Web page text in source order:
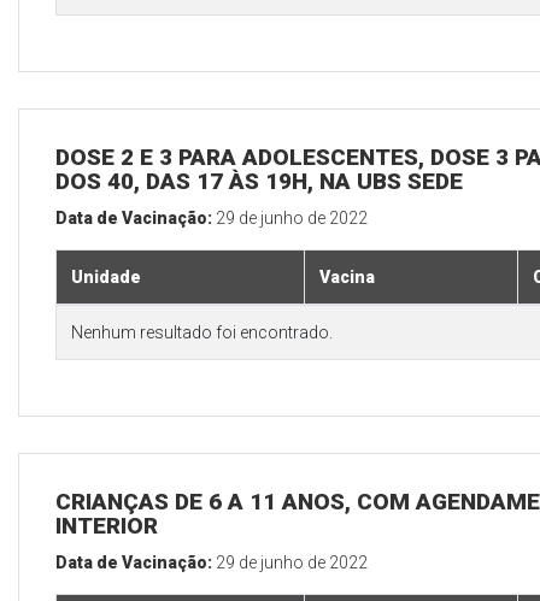
DOSE 2 E 3 PARA ADOLESCENTES, DOSE 3
DOS 40, DAS 17 ÀS 19H, NA UBS SEDE
Data de Vacinação: 29 de junho de 2022
Unidade Vacina
Nenhum resultado foi encontrado.
CRIANÇAS DE 6 A 11 ANOS, COM
INTERIOR
Data de Vacinação: 29 de junho de 2022